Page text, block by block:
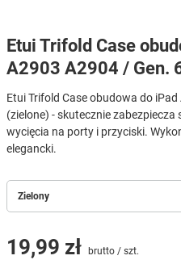
Etui Trifold Case
A2903 A2904 / Gen.
Etui Trifold Case obudowa do
(zielone) - skutecznie
wycięcia na porty i przyciski.
elegancki.
Zielony
19,99 zł brutto/ szt.